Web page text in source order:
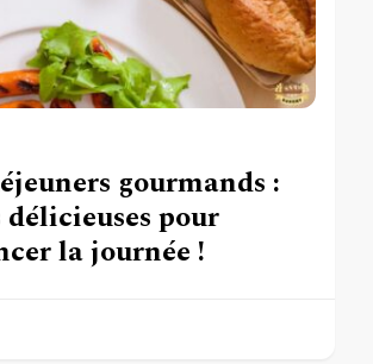
gourmands :
délicieuses pour
la journée !